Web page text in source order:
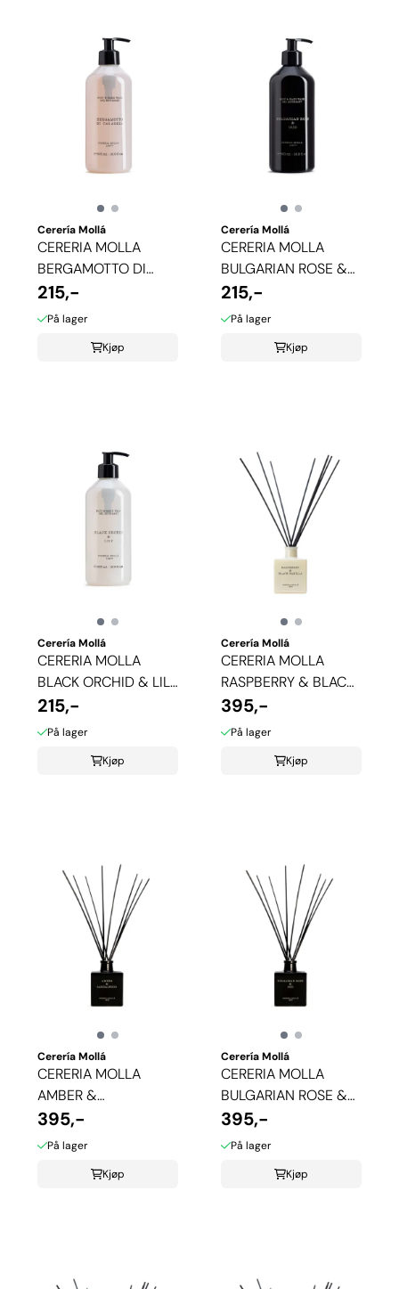
Cerería Mollá
CERERIA MOLLA
BERGAMOTTO DI
CALABRIA SÅPE
215,-
På lager
Kjøp
Cerería Mollá
CERERIA MOLLA
BULGARIAN ROSE &
OUD SÅPE
215,-
På lager
Kjøp
Cerería Mollá
CERERIA MOLLA
BLACK ORCHID & LILY
SÅPE
215,-
På lager
Kjøp
Cerería Mollá
CERERIA MOLLA
RASPBERRY & BLACK
VANILLA ...
395,-
På lager
Kjøp
Cerería Mollá
CERERIA MOLLA
AMBER &
SANDALWOOD
DUFTPINNER
395,-
På lager
Kjøp
Cerería Mollá
CERERIA MOLLA
BULGARIAN ROSE &
OUD DUFTPINNER
395,-
På lager
Kjøp